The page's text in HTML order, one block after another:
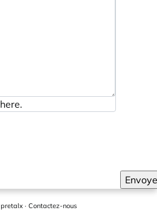
here.
pretalx · Contactez-nous